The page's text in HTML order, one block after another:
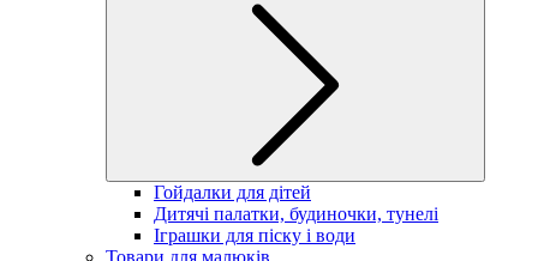
Гойдалки для дітей
Дитячі палатки, будиночки, тунелі
Іграшки для піску і води
Товари для малюків